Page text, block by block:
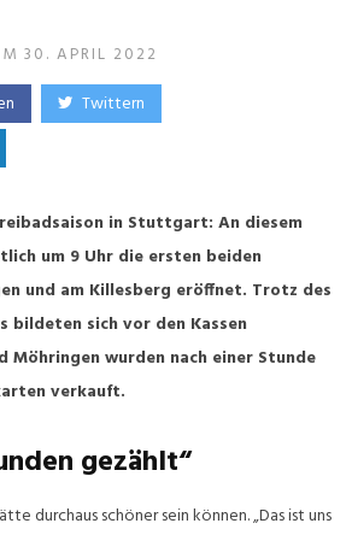
30. APRIL 2022
Twittern
in Stuttgart: An diesem
um 9 Uhr die ersten beiden
und am Killesberg eröffnet. Trotz des
bildeten sich vor den Kassen
Möhringen wurden nach einer Stunde
verkauft.
gezählt“
durchaus schöner sein können. „Das ist uns